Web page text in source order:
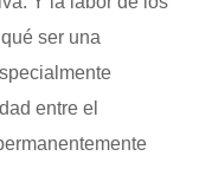
ser una
entre el